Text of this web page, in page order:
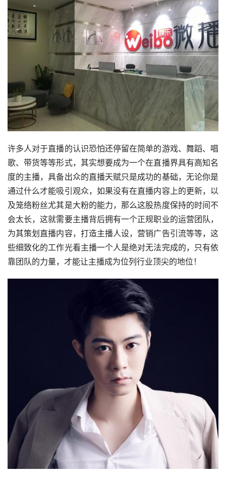
许多人对于直播的认识恐怕还停留在简单的游戏、舞蹈、唱
歌、带货等等形式，其实想要成为一个在直播界具有高知名
度的主播，具备出众的直播天赋只是成功的基础，无论你是
通过什么才能吸引观众，如果没有在直播内容上的更新，以
及笼络粉丝尤其是大粉的能力，那么这股热度保持的时间不
会太长，这就需要主播背后拥有一个正规职业的运营团队，
为其策划直播内容，打造主播人设，营销广告引流等等，这
些细致化的工作光看主播一个人是绝对无法完成的，只有依
靠团队的力量，才能让主播成为位列行业顶尖的地位！